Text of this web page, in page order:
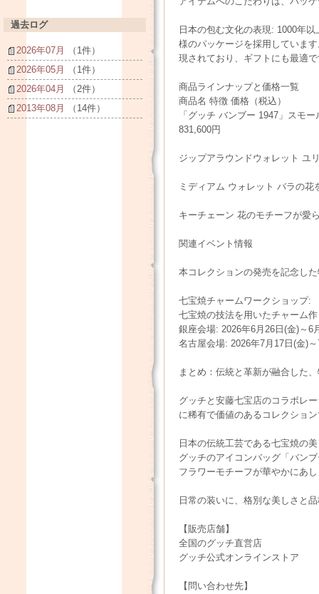
日本の包む文化の表現: 1000年
様のパッケージを採用していま
現されており、ギフトにも最適
商品ラインナップと価格一覧
商品名 特徴 価格（税込）
「グッチ バンブー 1947」スモ
831,600円
ジップアラウンドウォレット ユ
ミディアム ウォレット バラの
キーチェーン 花のモチーフが愛
関連イベント情報
本コレクションの発売を記念し
七宝焼チャームワークショップ:
七宝焼の技法を用いたチャーム
銀座会場: 2026年6月26日(金)～
名古屋会場: 2026年7月17日(金)
まとめ：伝統と革新が融合した
グッチと安藤七宝店のコラボレ
に稀有で価値のあるコレクショ
日本の伝統工芸である七宝焼の
グッチのアイコンバッグ「バン
フラワーモチーフが華やかにあ
日常の装いに、格別な美しさと
【販売店舗】
全国のグッチ直営店
グッチ公式オンラインストア
【問い合わせ先】
過去ログ
2026年07月
（1件）
2026年05月
（1件）
2026年04月
（2件）
2013年08月
（14件）